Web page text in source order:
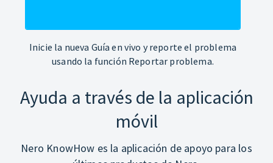
Inicie la nueva Guía en vivo y reporte el problema
usando la función Reportar problema.
Ayuda a través de la aplicación
móvil
Nero KnowHow es la aplicación de apoyo para los